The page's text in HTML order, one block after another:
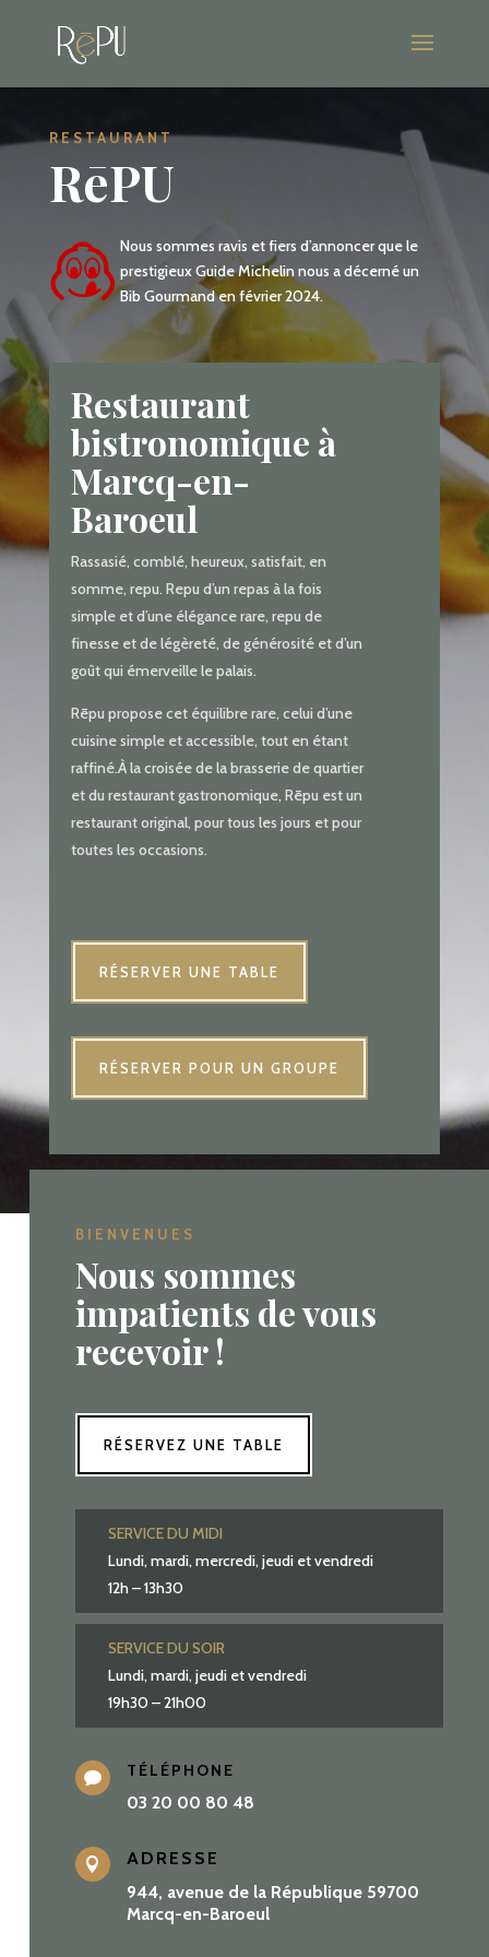
RESTAURANT
RēPU
Nous sommes ravis et fiers d’annoncer que le
prestigieux Guide Michelin nous a décerné un
Bib Gourmand en février 2024.
Restaurant
bistronomique à
Marcq-en-
Baroeul
Rassasié, comblé, heureux, satisfait, en
somme, repu. Repu d’un repas à la fois
simple et d’une élégance rare, repu de
finesse et de légèreté, de générosité et d’un
goût qui émerveille le palais.
Rēpu propose cet équilibre rare, celui d’une
cuisine simple et accessible, tout en étant
raffiné.À la croisée de la brasserie de quartier
et du restaurant gastronomique, Rēpu est un
restaurant original, pour tous les jours et pour
toutes les occasions.
RÉSERVER UNE TABLE
RÉSERVER POUR UN GROUPE
BIENVENUES
Nous sommes
impatients de vous
recevoir !
RÉSERVEZ UNE TABLE
SERVICE DU MIDI
Lundi, mardi, mercredi, jeudi et vendredi
12h – 13h30
SERVICE DU SOIR
Lundi, mardi, jeudi et vendredi
19h30 – 21h00
 TÉLÉPHONE
03 20 00 80 48

ADRESSE
944, avenue de la République 59700
Marcq-en-Baroeul